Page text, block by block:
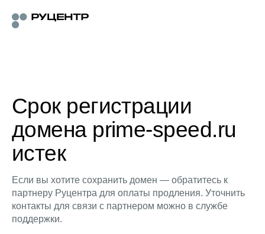
Срок регистрации
домена prime-speed.ru
истек
Если вы хотите сохранить домен — обратитесь к
партнеру Руцентра для оплаты продления. Уточнить
контакты для связи с партнером можно в службе
поддержки.